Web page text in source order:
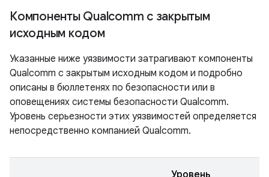
Компоненты Qualcomm с закрытым
исходным кодом
Указанные ниже уязвимости затрагивают компоненты
Qualcomm с закрытым исходным кодом и подробно
описаны в бюллетенях по безопасности или в
оповещениях системы безопасности Qualcomm.
Уровень серьезности этих уязвимостей определяется
непосредственно компанией Qualcomm.
Уровень